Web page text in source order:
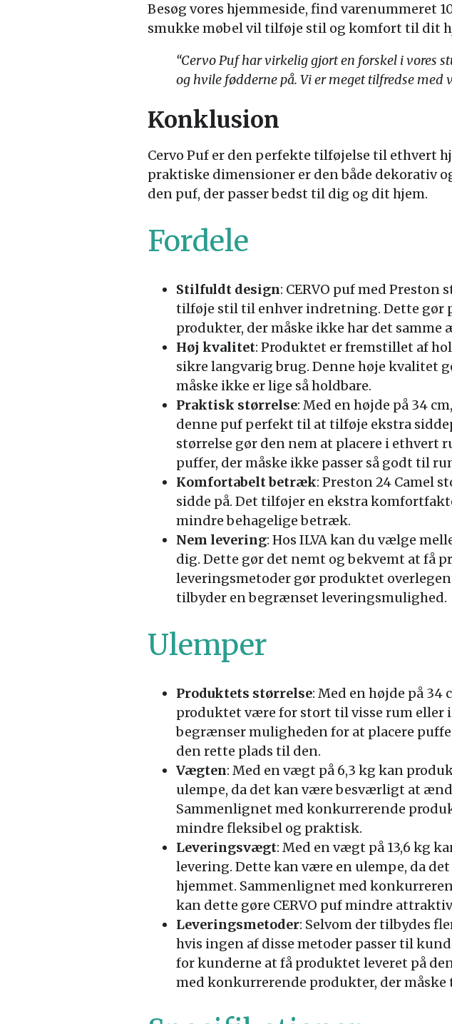
Besøg vores hjemmeside, find varenummeret
smukke møbel vil tilføje stil og komfort til dit
“Cervo Puf har virkelig gjort en forskel i vores
og hvile fødderne på. Vi er meget tilfredse med
Konklusion
Cervo Puf er den perfekte tilføjelse til ethvert
praktiske dimensioner er den både dekorativ
den puf, der passer bedst til dig og dit hjem.
Fordele
Stilfuldt design: CERVO puf med
tilføje stil til enhver indretning. Dette gør
produkter, der måske ikke har det samme
Høj kvalitet: Produktet er fremstillet af
sikre langvarig brug. Denne høje kvalitet
måske ikke er lige så holdbare.
Praktisk størrelse: Med en højde på 34
denne puf perfekt til at tilføje ekstra
størrelse gør den nem at placere i ethvert
puffer, der måske ikke passer så godt til
Komfortabelt betræk: Preston 24 Camel
sidde på. Det tilføjer en ekstra
mindre behagelige betræk.
Nem levering: Hos ILVA kan du vælge
dig. Dette gør det nemt og bekvemt at få
leveringsmetoder gør produktet
tilbyder en begrænset leveringsmulighed.
Ulemper
Produktets størrelse: Med en højde på 34
produktet være for stort til visse rum eller
begrænser muligheden for at placere
den rette plads til den.
Vægten: Med en vægt på 6,3 kg kan
ulempe, da det kan være besværligt at
Sammenlignet med konkurrerende
mindre fleksibel og praktisk.
Leveringsvægt: Med en vægt på 13,6 kg
levering. Dette kan være en ulempe, da
hjemmet. Sammenlignet med
kan dette gøre CERVO puf mindre
Leveringsmetoder: Selvom der tilbydes
hvis ingen af disse metoder passer til
for kunderne at få produktet leveret på
med konkurrerende produkter, der